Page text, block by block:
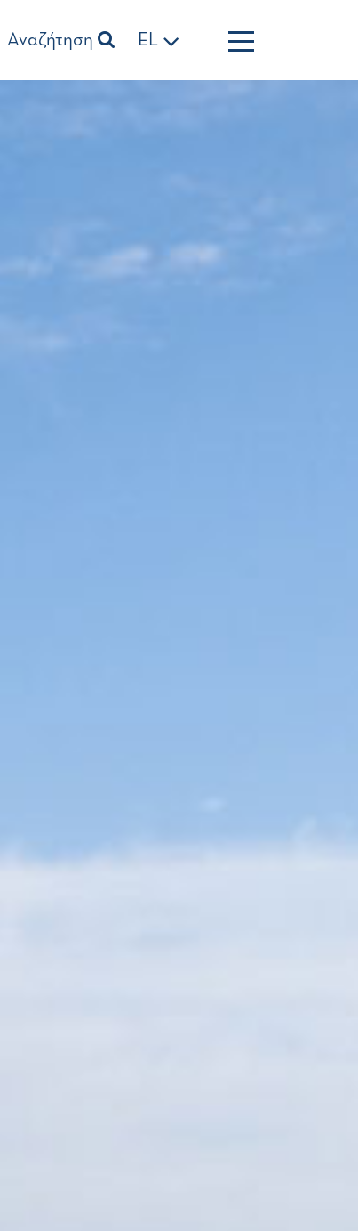
Αναζήτηση EL